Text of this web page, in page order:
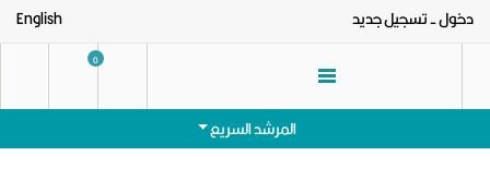
English دخول- تسجيل جديد
0
المرشد السريع